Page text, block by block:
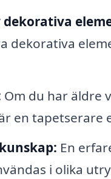
dekorativa
Om du har äldre
en tapetserare
En
i olika